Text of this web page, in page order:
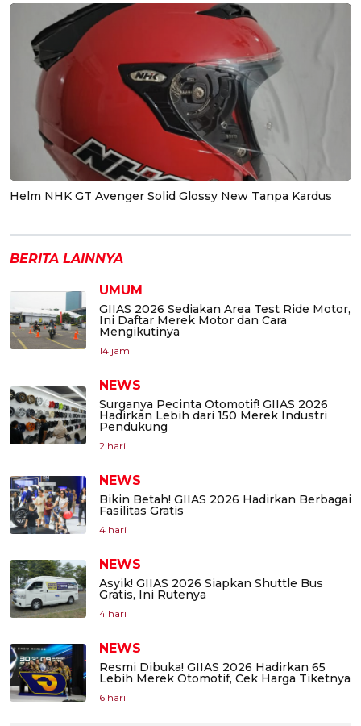
Helm NHK GT Avenger Solid Glossy New Tanpa Kardus
BERITA LAINNYA
UMUM
GIIAS 2026 Sediakan Area Test Ride Motor,
Ini Daftar Merek Motor dan Cara
Mengikutinya
14 jam
NEWS
Surganya Pecinta Otomotif! GIIAS 2026
Hadirkan Lebih dari 150 Merek Industri
Pendukung
2 hari
NEWS
Bikin Betah! GIIAS 2026 Hadirkan Berbagai
Fasilitas Gratis
4 hari
NEWS
Asyik! GIIAS 2026 Siapkan Shuttle Bus
Gratis, Ini Rutenya
4 hari
NEWS
Resmi Dibuka! GIIAS 2026 Hadirkan 65
Lebih Merek Otomotif, Cek Harga Tiketnya
6 hari